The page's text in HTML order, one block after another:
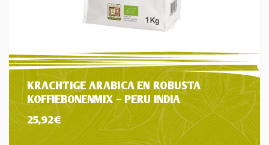
KRACHTIGE ARABICA EN ROBUSTA
KOFFIEBONENMIX – PERU INDIA
25,92€